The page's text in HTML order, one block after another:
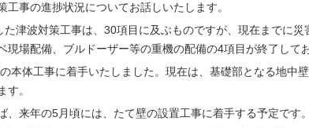
工事の進捗状況についてお話しいたします。
津波対策工事は、30項目に及ぶものですが、現在までに
現場配備、ブルドーザー等の重機の配備の4項目が終了して
本体工事に着手いたしました。現在は、基礎部となる地中
す。
、来年の5月頃には、たて壁の設置工事に着手する予定です。